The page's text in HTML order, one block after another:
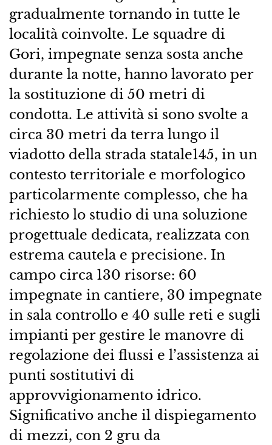
gradualmente tornando in tutte le
località coinvolte. Le squadre di
Gori, impegnate senza sosta anche
durante la notte, hanno lavorato per
la sostituzione di 50 metri di
condotta. Le attività si sono svolte a
circa 30 metri da terra lungo il
viadotto della strada statale145, in un
contesto territoriale e morfologico
particolarmente complesso, che ha
richiesto lo studio di una soluzione
progettuale dedicata, realizzata con
estrema cautela e precisione. In
campo circa 130 risorse: 60
impegnate in cantiere, 30 impegnate
in sala controllo e 40 sulle reti e sugli
impianti per gestire le manovre di
regolazione dei flussi e l’assistenza ai
punti sostitutivi di
approvvigionamento idrico.
Significativo anche il dispiegamento
di mezzi, con 2 gru da